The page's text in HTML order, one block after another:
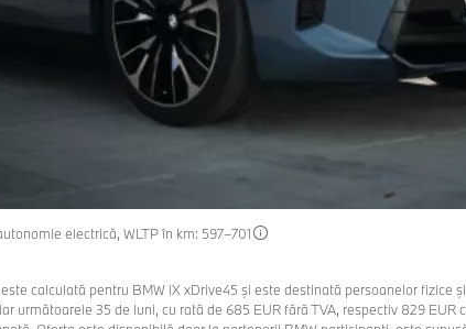
electrică, WLTP în km: 597–701
calculată pentru BMW iX xDrive45 şi este destinată persoanelor fizice
următoarele 35 de luni, cu rată de 685 EUR fără TVA, respectiv 829